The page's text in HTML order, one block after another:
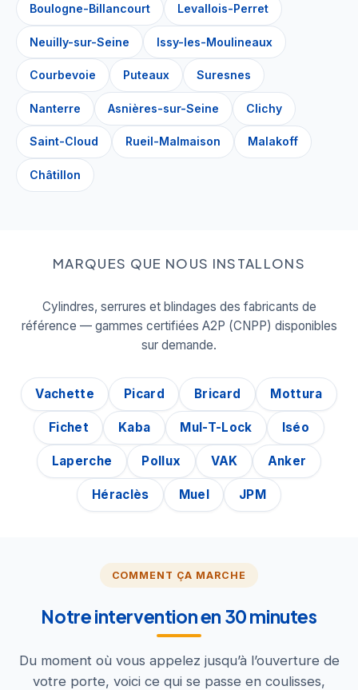
Boulogne-Billancourt Levallois-Perret
Neuilly-sur-Seine Issy-les-Moulineaux
Courbevoie Puteaux Suresnes
Nanterre Asnières-sur-Seine Clichy
Saint-Cloud Rueil-Malmaison Malakoff
Châtillon
MARQUES QUE NOUS INSTALLONS
Cylindres, serrures et blindages des fabricants de
référence — gammes certifiées A2P (CNPP) disponibles
sur demande.
Vachette Picard Bricard Mottura
Fichet Kaba Mul-T-Lock Iséo
Laperche Pollux VAK Anker
Héraclès Muel JPM
COMMENT ÇA MARCHE
Notre intervention en 30 minutes
Du moment où vous appelez jusqu’à l’ouverture de
votre porte, voici ce qui se passe en coulisses,